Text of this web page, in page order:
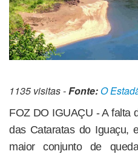
1135 visitas -Fonte:O
FOZ DO IGUAÇU - A falta
das Cataratas do Iguaçu,
maior conjunto de